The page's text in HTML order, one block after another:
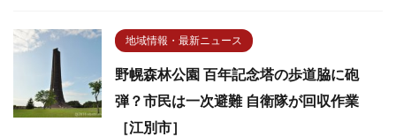
地域情報・最新ニュース
野幌森林公園 百年記念塔の歩道脇に砲
弾？市民は一次避難 自衛隊が回収作業
［江別市］